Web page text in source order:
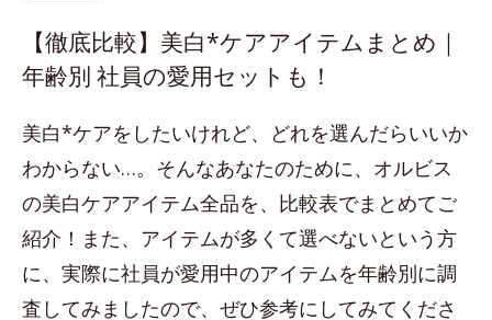
【徹底比較】美白*ケアアイテムまとめ｜
年齢別 社員の愛用セットも！
美白*ケアをしたいけれど、どれを選んだらいいか
わからない…。そんなあなたのために、オルビス
の美白ケアアイテム全品を、比較表でまとめてご
紹介！また、アイテムが多くて選べないという方
に、実際に社員が愛用中のアイテムを年齢別に調
査してみましたので、ぜひ参考にしてみてくださ